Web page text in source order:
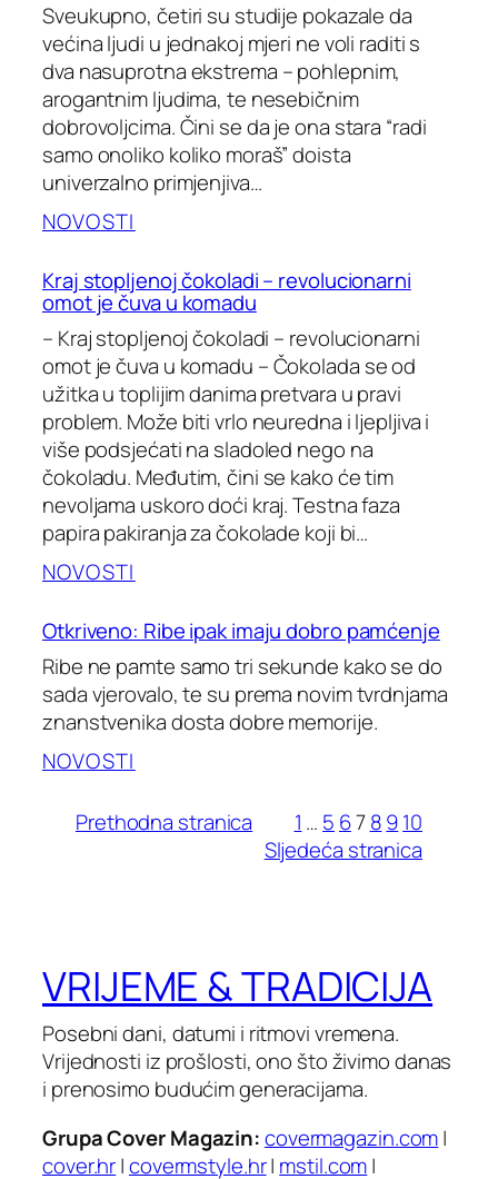
Sveukupno, četiri su studije pokazale da
većina ljudi u jednakoj mjeri ne voli raditi s
dva nasuprotna ekstrema – pohlepnim,
arogantnim ljudima, te nesebičnim
dobrovoljcima. Čini se da je ona stara “radi
samo onoliko koliko moraš” doista
univerzalno primjenjiva…
NOVOSTI
Kraj stopljenoj čokoladi – revolucionarni
omot je čuva u komadu
– Kraj stopljenoj čokoladi – revolucionarni
omot je čuva u komadu – Čokolada se od
užitka u toplijim danima pretvara u pravi
problem. Može biti vrlo neuredna i ljepljiva i
više podsjećati na sladoled nego na
čokoladu. Međutim, čini se kako će tim
nevoljama uskoro doći kraj. Testna faza
papira pakiranja za čokolade koji bi…
NOVOSTI
Otkriveno: Ribe ipak imaju dobro pamćenje
Ribe ne pamte samo tri sekunde kako se do
sada vjerovalo, te su prema novim tvrdnjama
znanstvenika dosta dobre memorije.
NOVOSTI
Prethodna stranica 1 … 5 67 8910
Sljedeća stranica
VRIJEME & TRADICIJA
Posebni dani, datumi i ritmovi vremena.
Vrijednosti iz prošlosti, ono što živimo danas
i prenosimo budućim generacijama.
Grupa Cover Magazin:covermagazin.com|
cover.hr|covermstyle.hr| mstil.com|